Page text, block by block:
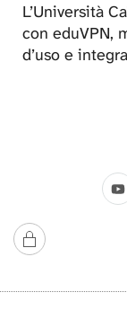
L’Università
con eduVPN,
d’uso e